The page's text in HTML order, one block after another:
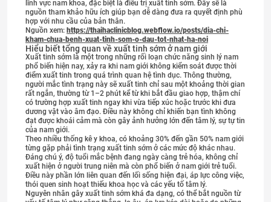
lĩnh vực nam khoa, đặc biệt là điều trị xuất tinh sớm. Đây sẽ là
nguồn tham khảo hữu ích giúp bạn dễ dàng đưa ra quyết định phù
hợp với nhu cầu của bản thân.
Nguồn xem: https://thaihaclinicblog.webflow.io/posts/dia-chi-
kham-chua-benh-xuat-tinh-som-o-dau-tot-nhat-ha-noi
Hiểu biết tổng quan về xuất tinh sớm ở nam giới
Xuất tinh sớm là một trong những rối loạn chức năng sinh lý nam
phổ biến hiện nay, xảy ra khi nam giới không kiểm soát được thời
điểm xuất tinh trong quá trình quan hệ tình dục. Thông thường,
người mắc tình trạng này sẽ xuất tinh chỉ sau một khoảng thời gian
rất ngắn, thường từ 1–2 phút kể từ khi bắt đầu giao hợp, thậm chí
có trường hợp xuất tinh ngay khi vừa tiếp xúc hoặc trước khi đưa
dương vật vào âm đạo. Điều này không chỉ khiến bạn tình không
đạt được khoái cảm mà còn gây ảnh hưởng lớn đến tâm lý, sự tự tin
của nam giới.
Theo nhiều thống kê y khoa, có khoảng 30% đến gần 50% nam giới
từng gặp phải tình trạng xuất tinh sớm ở các mức độ khác nhau.
Đáng chú ý, độ tuổi mắc bệnh đang ngày càng trẻ hóa, không chỉ
xuất hiện ở người trung niên mà còn phổ biến ở nam giới trẻ tuổi.
Điều này phần lớn liên quan đến lối sống hiện đại, áp lực công việc,
thói quen sinh hoạt thiếu khoa học và các yếu tố tâm lý.
Nguyên nhân gây xuất tinh sớm khá đa dạng, có thể bắt nguồn từ